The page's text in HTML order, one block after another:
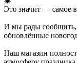
Это значит — самое
И мы рады сообщить,
обновлённые
Наш магазин